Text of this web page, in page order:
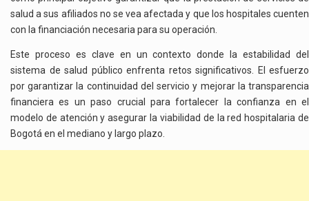
salud a sus afiliados no se vea afectada y que los hospitales cuenten
con la financiación necesaria para su operación.
Este proceso es clave en un contexto donde la estabilidad del
sistema de salud público enfrenta retos significativos. El esfuerzo
por garantizar la continuidad del servicio y mejorar la transparencia
financiera es un paso crucial para fortalecer la confianza en el
modelo de atención y asegurar la viabilidad de la red hospitalaria de
Bogotá en el mediano y largo plazo.